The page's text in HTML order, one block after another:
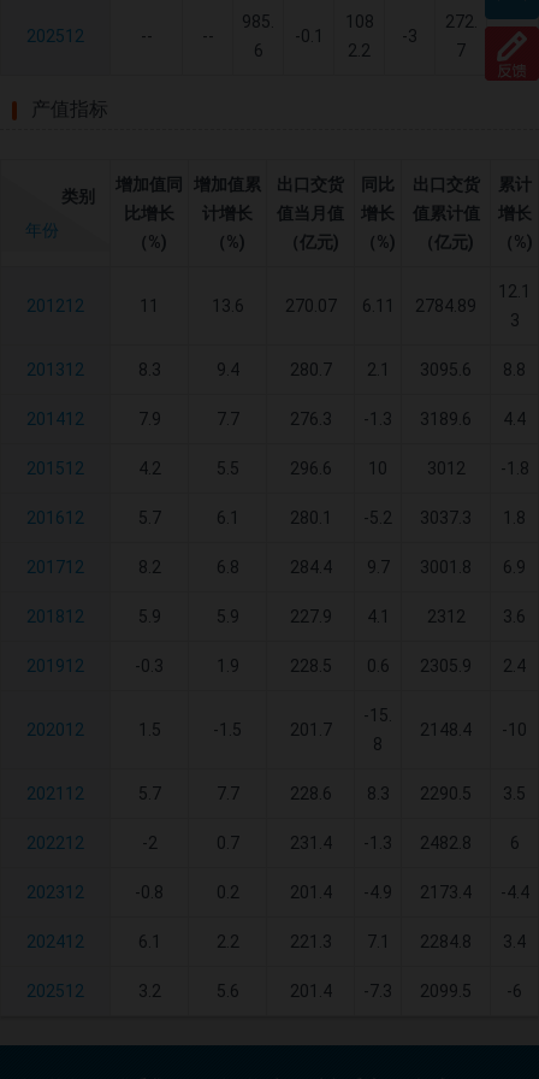
202512 -- --
985.
6
-0.1
108
2.2
-3
272.
7
-5.7
产值指标
类别
年份
增加值同
比增长
（%)
增加值累
计增长
（%)
出口交货
值当月值
（亿元)
同比
增长
（%)
出口交货
值累计值
（亿元)
累计
增长
（%)
201212 11 13.6 270.07 6.11 2784.89
12.1
3
201312 8.3 9.4 280.7 2.1 3095.6 8.8
201412 7.9 7.7 276.3 -1.3 3189.6 4.4
201512 4.2 5.5 296.6 10 3012 -1.8
201612 5.7 6.1 280.1 -5.2 3037.3 1.8
201712 8.2 6.8 284.4 9.7 3001.8 6.9
201812 5.9 5.9 227.9 4.1 2312 3.6
201912 -0.3 1.9 228.5 0.6 2305.9 2.4
202012 1.5 -1.5 201.7
-15.
8
2148.4 -10
202112 5.7 7.7 228.6 8.3 2290.5 3.5
202212 -2 0.7 231.4 -1.3 2482.8 6
202312 -0.8 0.2 201.4 -4.9 2173.4 -4.4
202412 6.1 2.2 221.3 7.1 2284.8 3.4
202512 3.2 5.6 201.4 -7.3 2099.5 -6